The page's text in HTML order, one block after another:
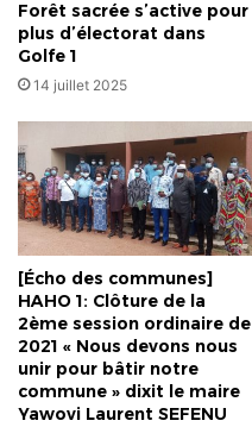
Forêt sacrée s’active pour
plus d’électorat dans
Golfe 1
14 juillet 2025
[Écho des communes]
HAHO 1: Clôture de la
2ème session ordinaire de
2021 « Nous devons nous
unir pour bâtir notre
commune » dixit le maire
Yawovi Laurent SEFENU